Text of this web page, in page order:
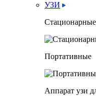
УЗИ
Стационарные
Портативные
Аппарат узи